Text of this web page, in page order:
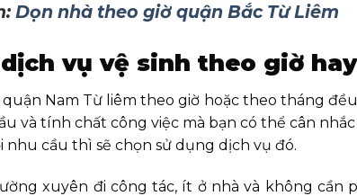
Dọn nhà theo giờ quận Bắc Từ Liêm
vụ vệ sinh theo giờ
Nam Từ liêm theo giờ hoặc theo tháng
và tính chất công việc mà bạn có thể cân
nhu cầu thì sẽ chọn sử dụng dịch vụ đó.
xuyên đi công tác, ít ở nhà và không cần